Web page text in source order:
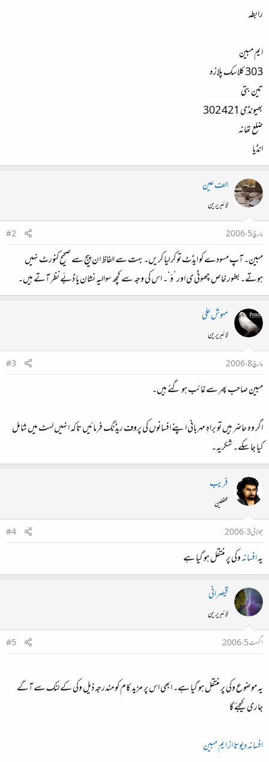
رابطہ
ایم مبین
303 کلاسک پلازہ
تین بتی
بھیونڈی 421 302
ضلع تھانہ
انڈیا
الف عین
لائبریرین
مارچ 5، 2006
#2
مبین۔ آپ مسودے کو ایڈٹ تو کر لیا کریں۔ بہت سے الفاظ ان پیج سے صحیح کنورٹ نہیں
ہوتے۔ بطور خاص چھوٹی ی اور ’ؤ‘۔ اس کی وجہ سے کچھ سوالیہ نشان یا ڈبّے نظر آتے ہیں۔
مہوش علی
لائبریرین
مارچ 8، 2006
#3
مبین صاحب پھر سے غائب ہو گئے ہیں۔
اگر وہ حاضر ہیں تو براہِ مہربانی اپنے افسانوں کی پروف ریڈنگ فرمائیں تاکہ انہیں لسٹ میں شامل
کیا جا سکے۔ شکریہ۔
فریب
محفلین
جولائی 3، 2006
#4
یہافسانہوکی پر منتقل ہو گیا ہے
قیصرانی
لائبریرین
اگست 5، 2006
#5
یہ موضوع وکی پر منتقل ہو گیا ہے۔ ابھی اس پر مزید کام کو مندرجہ ذیل وکی کے لنک سے آگے
جاری کیجئے گا
افسانہ دیوتا از ایم مبین